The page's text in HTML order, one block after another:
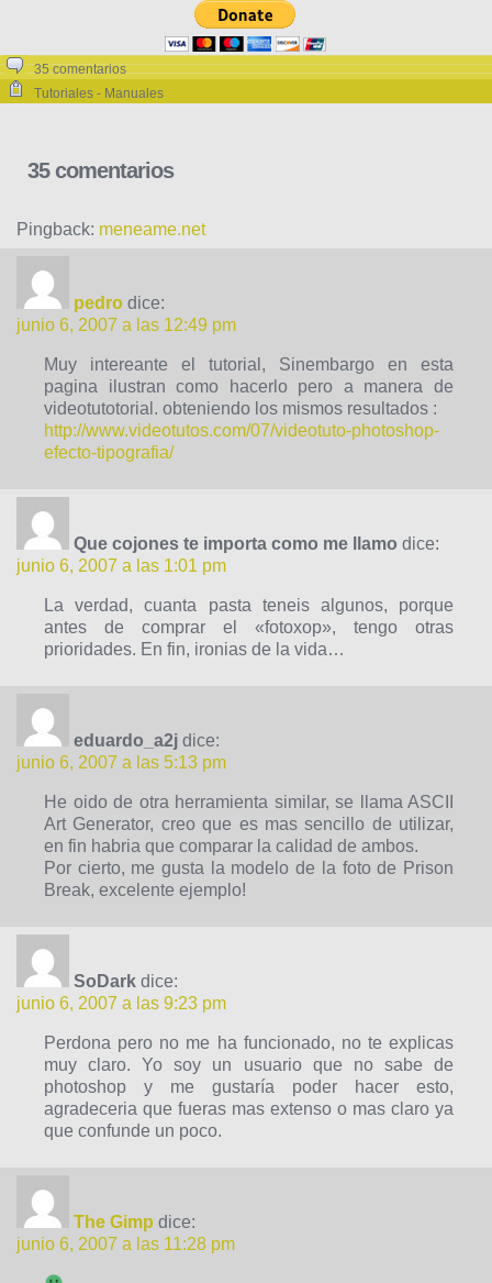
35 comentarios
Tutoriales - Manuales
35 comentarios
Pingback: meneame.net
pedro dice:
junio 6, 2007 a las 12:49 pm
Muy intereante el tutorial, Sinembargo en esta
pagina ilustran como hacerlo pero a manera de
videotutotorial. obteniendo los mismos resultados :
http://www.videotutos.com/07/videotuto-photoshop-
efecto-tipografia/
Que cojones te importa como me llamo dice:
junio 6, 2007 a las 1:01 pm
La verdad, cuanta pasta teneis algunos, porque
antes de comprar el «fotoxop», tengo otras
prioridades. En fin, ironias de la vida…
eduardo_a2j dice:
junio 6, 2007 a las 5:13 pm
He oido de otra herramienta similar, se llama ASCII
Art Generator, creo que es mas sencillo de utilizar,
en fin habria que comparar la calidad de ambos.
Por cierto, me gusta la modelo de la foto de Prison
Break, excelente ejemplo!
SoDark dice:
junio 6, 2007 a las 9:23 pm
Perdona pero no me ha funcionado, no te explicas
muy claro. Yo soy un usuario que no sabe de
photoshop y me gustaría poder hacer esto,
agradeceria que fueras mas extenso o mas claro ya
que confunde un poco.
The Gimp dice:
junio 6, 2007 a las 11:28 pm